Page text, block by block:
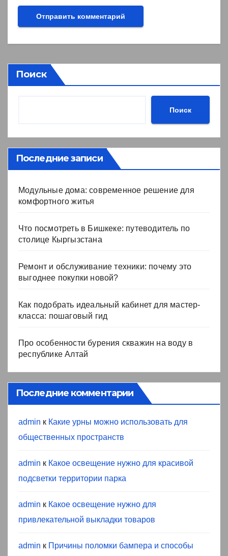
Поиск
Поиск
Последние записи
Модульные дома: современное решение для
комфортного житья
Что посмотреть в Бишкеке: путеводитель по
столице Кыргызстана
Ремонт и обслуживание техники: почему это
выгоднее покупки новой?
Как подобрать идеальный кабинет для мастер-
класса: пошаговый гид
Про особенности бурения скважин на воду в
республике Алтай
Последние комментарии
admin к Какие урны можно использовать для
общественных пространств
admin к Какое освещение нужно для красивой
подсветки территории парка
admin к Какое освещение нужно для
привлекательной выкладки товаров
admin к Причины поломки бампера и способы